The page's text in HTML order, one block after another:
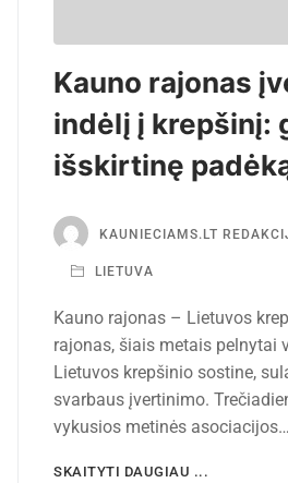
Kauno rajonas
indėlį į krepšinį:
išskirtinę
KAUNIECIAMS.LT
LIETUVA
Kauno rajonas – Lietuvos
rajonas, šiais metais pelnytai
Lietuvos krepšinio sostine,
svarbaus įvertinimo.
vykusios metinės asociacijos…
SKAITYTI DAUGIAU ...